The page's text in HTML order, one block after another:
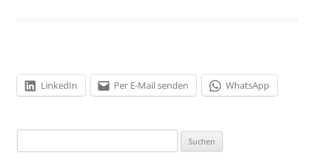
LinkedIn Per E-Mail senden WhatsApp
nach: